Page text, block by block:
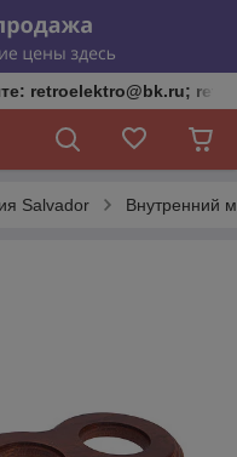
retroelektro@bk.ru;
Salvador Внутренний